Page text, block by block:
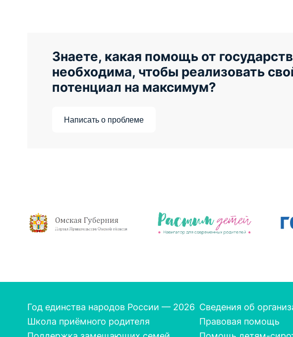
Знаете, какая помощь от
необходима, чтобы реализовать
потенциал на максимум?
Написать о проблеме
Основная
навигация
Год единства народов России — 2026 Сведения об
Школа приёмного родителя
Правовая помощь